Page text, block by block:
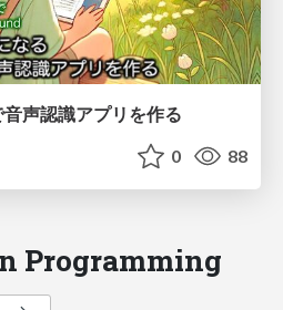
声認識アプリを作る
0 88
Programming